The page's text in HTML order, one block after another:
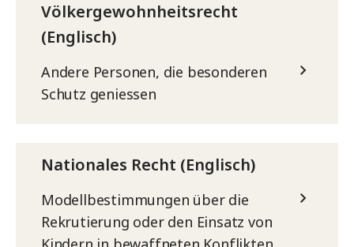
Völkergewohnheitsrecht
(Englisch)
Andere Personen, die besonderen
Schutz geniessen
Nationales Recht (Englisch)
Modellbestimmungen über die
Rekrutierung oder den Einsatz von